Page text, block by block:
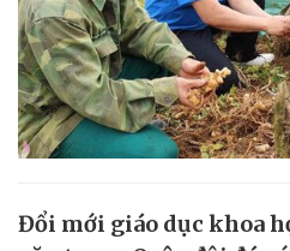
Đổi mới giáo dục khoa